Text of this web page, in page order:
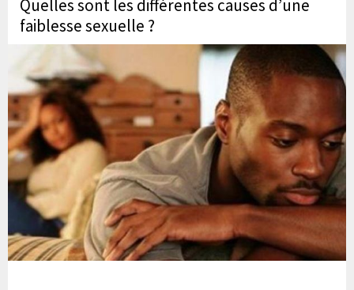
Quelles sont les différentes causes d’une
faiblesse sexuelle ?